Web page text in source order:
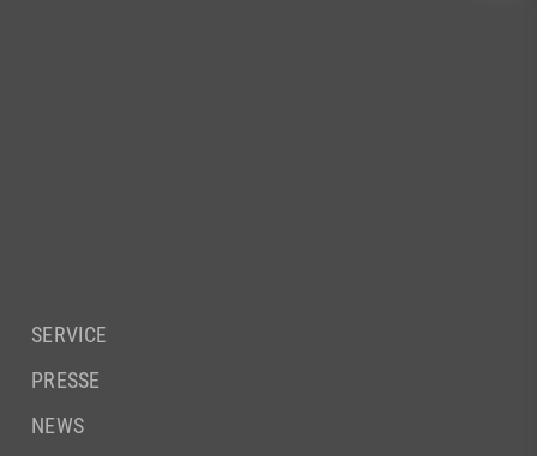
SERVICE
PRESSE
NEWS